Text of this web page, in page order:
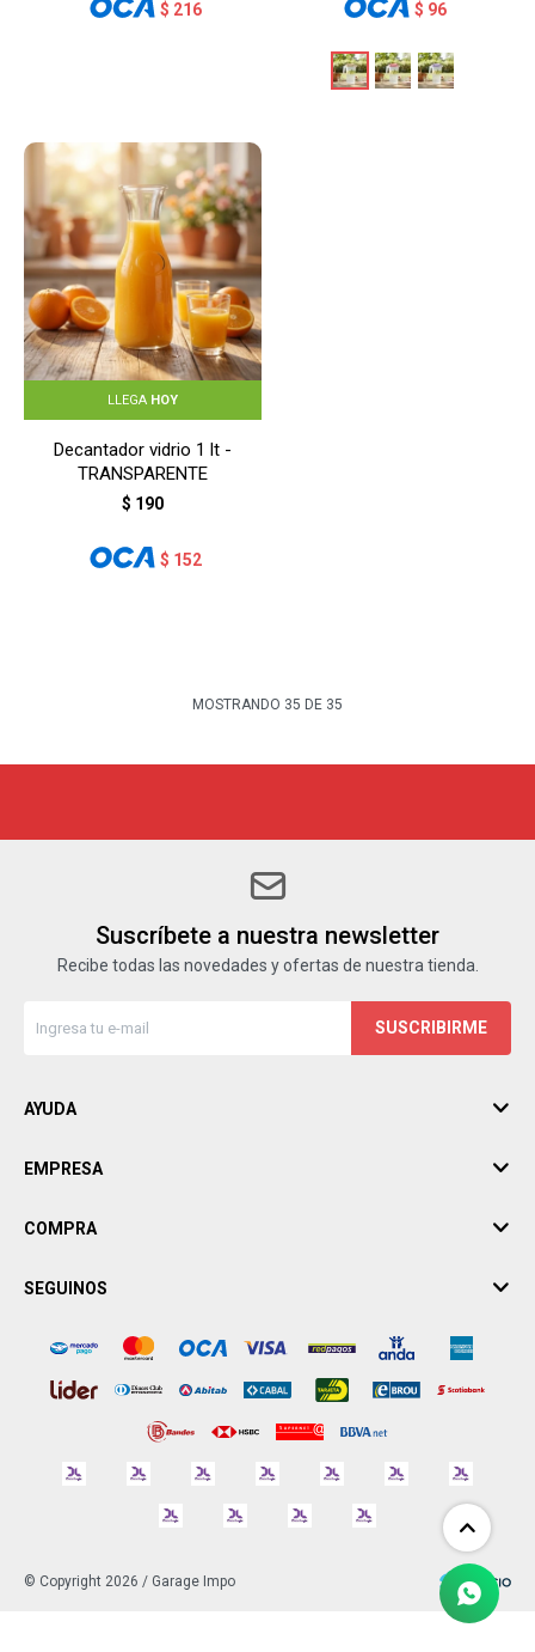
$ 216 $ 96
LLEGA HOY
Decantador vidrio 1 lt -
TRANSPARENTE
$ 190
$ 152
MOSTRANDO 35 DE 35
Suscríbete a nuestra newsletter
Recibe todas las novedades y ofertas de nuestra tienda.
SUSCRIBIRME
AYUDA
EMPRESA
COMPRA
SEGUINOS
© Copyright 2026 / Garage Impo